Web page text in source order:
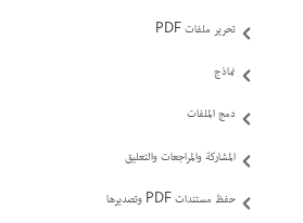
تحرير ملفات PDF
نماذج
دمج الملفات
المشاركة والمراجعات والتعليق
حفظ مستندات PDF وتصديرها‬